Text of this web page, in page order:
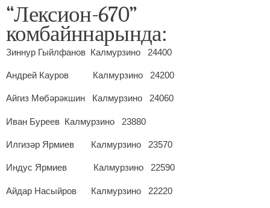
“Лексион-670”
комбайннарында:
Зиннур Гыйлфанов Калмурзино 24400
Андрей Кауров Калмурзино 24200
Айгиз Мөбәрәкшин Калмурзино 24060
Иван Буреев Калмурзино 23880
Илгизәр Ярмиев Калмурзино 23570
Индус Ярмиев Калмурзино 22590
Айдар Насыйров Калмурзино 22220